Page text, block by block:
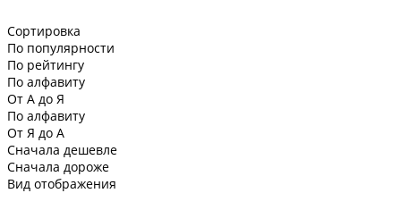
Сортировка
По популярности
По рейтингу
По алфавиту
От А до Я
По алфавиту
От Я до А
Сначала дешевле
Сначала дороже
Вид отображения